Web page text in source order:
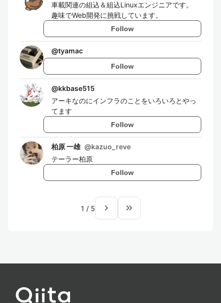
車載関連の組込＆組込Linuxエンジニアです。
趣味でWeb開発に挑戦しています。
Follow
@tyamac
Follow
@kkbase515
アーキなのにインフラのことをいろいろとやっ
てます
Follow
柏原 一雄 @kazuo_reve
テーラー柏原
Follow
1 / 5 navigate_next keyboard_double_arrow_right